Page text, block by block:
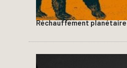
Réchauffement planétaire